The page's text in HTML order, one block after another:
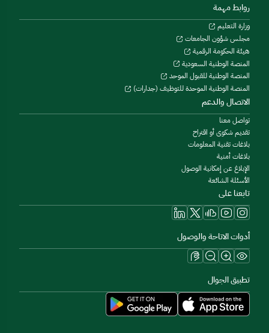
روابط مهمة
وزارة التعليم
مجلس شؤون الجامعات
هيئة الحكومة الرقمية
المنصة الوطنية السعودية
المنصة الوطنية للقبول الموحد
المنصة الوطنية الموحدة للتوظيف (جدارات)
الاتصال والدعم
تواصل معنا
تقديم شكوى أو اقتراح
بلاغات تقنية المعلومات
بلاغات أمنية
الإبلاغ عن إمكانية الوصول
الأسئلة الشائعة
تابعنا على
أدوات الاتاحة والوصول
تطبيق الجوال